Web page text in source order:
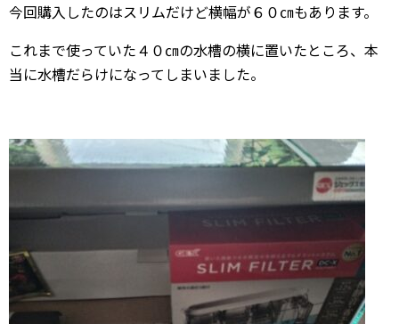
今回購入したのはスリムだけど横幅が６０㎝もあります。
これまで使っていた４０㎝の水槽の横に置いたところ、本
当に水槽だらけになってしまいました。